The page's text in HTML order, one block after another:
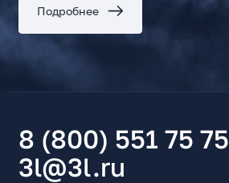
Подробнее
8 (800) 551 75 75
3l@3l.ru